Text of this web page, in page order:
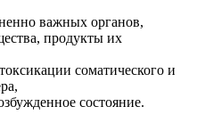
важных органов,
продукты их
соматического и
состояние.